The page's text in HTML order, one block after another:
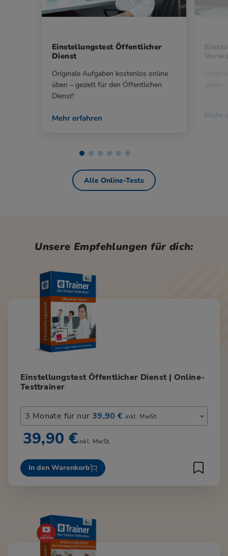
Einstellungstest Öffentlicher
Dienst
Originale Aufgaben kostenlos online
üben – gezielt für den Öffentlichen
Dienst!
Mehr erfahren Mehr
Alle Online-Tests
Unsere Empfehlungen für dich:
Einstellungstest Öffentlicher Dienst | Online-
Testtrainer
3 Monate für nur 39,90 € inkl. MwSt.
39,90 €inkl. MwSt.
In den Warenkorb